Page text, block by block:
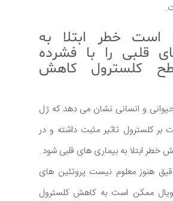
است خطر ابتلا به
قلبی را با فشرده
کلسترول کاهش
و انسانی نشان می دهد که ژل
بر کلسترول تاثیر مثبت داشته و در
خطر ابتلا به بیماری های قلبی شود.
هنوز معلوم نیست پروتئین های
ممکن است به کاهش کلسترول